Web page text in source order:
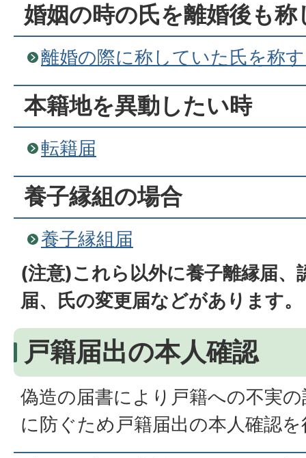
婚姻の時の氏を離婚後も称
離婚の際に称していた氏を称
本籍地を異動したい時
転籍届
養子縁組の場合
養子縁組届
(注意)これら以外に養子離縁届、
届、氏の変更届などがあります。
戸籍届出の本人確認
偽造の届書により戸籍への不実
に防ぐため戸籍届出の本人確認